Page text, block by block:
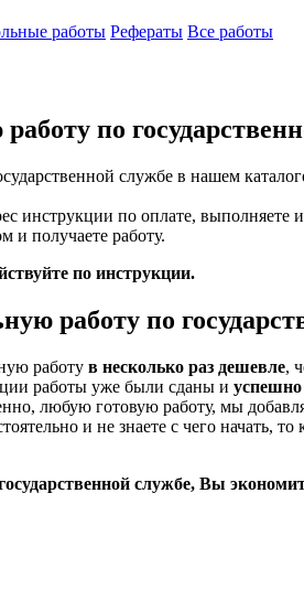
работы Рефераты Все работы
по
службе в нашем
инструкции по оплате, выполняете
и получаете работу.
по инструкции.
работу по
работу в несколько раз дешевле,
работы уже были сданы и
любую готовую работу, мы
и не знаете с чего начать,
службе, Вы